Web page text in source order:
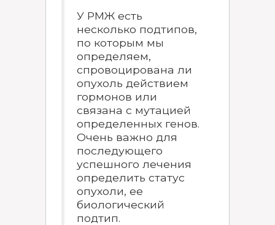
У РМЖ есть
несколько подтипов,
по которым мы
определяем,
спровоцирована ли
опухоль действием
гормонов или
связана с мутацией
определенных генов.
Очень важно для
последующего
успешного лечения
определить статус
опухоли, ее
биологический
подтип.